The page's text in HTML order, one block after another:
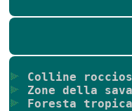
Colline
Zone della
Foresta